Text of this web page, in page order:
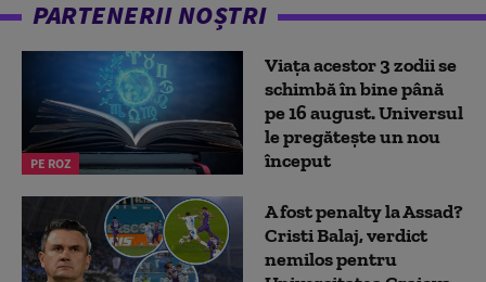
PARTENERII NOȘTRI
PE ROZ
Viața acestor 3 zodii se
schimbă în bine până
pe 16 august. Universul
le pregătește un nou
început
A fost penalty la Assad?
Cristi Balaj, verdict
nemilos pentru